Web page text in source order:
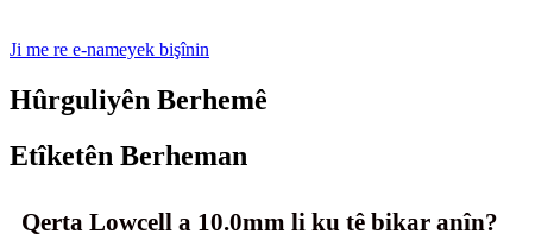
Ji me re e-nameyek bişînin
Hûrguliyên Berhemê
Etîketên Berheman
Qerta Lowcell a 10.0mm li ku tê bikar anîn?